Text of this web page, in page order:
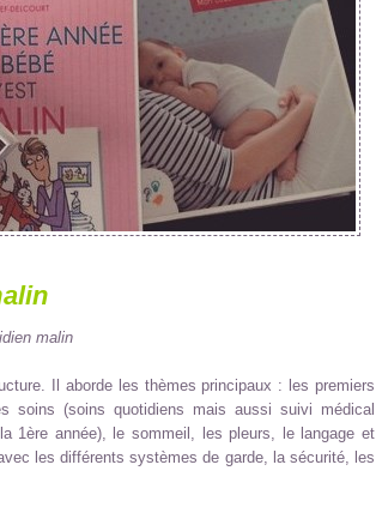
malin
Il aborde les thèmes principaux : les premiers
soins (soins quotidiens mais aussi suivi médical
1ère année), le sommeil, les pleurs, le langage et
les différents systèmes de garde, la sécurité, les